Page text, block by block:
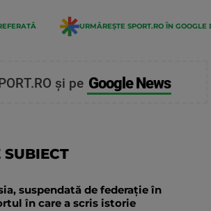
URMĂREȘTE SPORT.RO ÎN GOOGLE
și pe Google News
SUBIECT
suspendată de federație în
în care a scris istorie